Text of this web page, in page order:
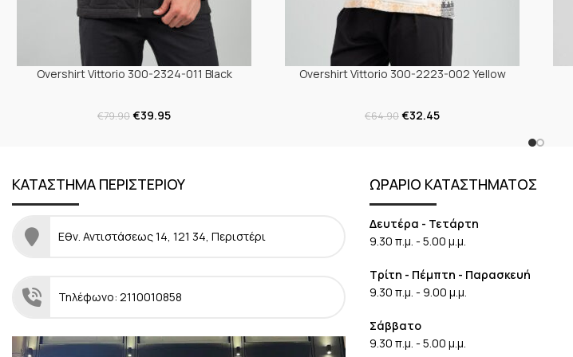
Overshirt Vittorio 300-2324-011 Black
€79.90€39.95
Overshirt Vittorio 300-2223-002 Yellow
€64.90€32.45
ΚΑΤΑΣΤΗΜΑ ΠΕΡΙΣΤΕΡΙΟΥ
Εθν. Αντιστάσεως 14, 121 34, Περιστέρι
Τηλέφωνο: 2110010858
ΩΡΑΡΙΟ ΚΑΤΑΣΤΗΜΑΤΟΣ
Δευτέρα - Τετάρτη
9.30 π.μ. - 5.00 μ.μ.
Τρίτη - Πέμπτη - Παρασκευή
9.30 π.μ. - 9.00 μ.μ.
Σάββατο
9.30 π.μ. - 5.00 μ.μ.